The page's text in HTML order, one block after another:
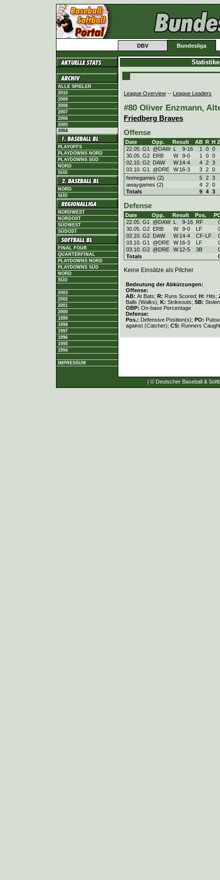
DBV Bundesliga
ALLE SPIELER
2010
2009
2008
2007
2006
2005
2004
PLAYOFFS
PLAYDOWNS NORD
PLAYDOWNS SÜD
NORD
SÜD
NORD
SÜD
NORDWEST
NORDOST
SÜDWEST
SÜDOST
FINAL FOUR
QUARTERFINAL
PLAYDOWNS NORD
PLAYDOWNS SÜD
NORD
SÜD
2003
2002
2001
2000
1999
1998
1997
1996
1995
1994
IMPRESSUM
League Overview -- League Leaders
#80 Oliver Enzmann,
Friedberg Braves
Offense
Date Opp. Result AB R H
22.05. G1
@DAW L 9-16 1 0 0
30.05. G2 ERB W 9-0 1 0 0
02.10. G2 DAW W 14-4 4 2 3
03.10. G1
@DRE W 16-3 3 2 0
homegames (2)
5 2 3
awaygames (2)
4 2 0
Totals
9 4 3
Defense
Date Opp. Result Pos.
22.05. G1
@DAW L 9-16 RF
30.05. G2 ERB W 9-0 LF
02.10. G2 DAW W 14-4 CF-LF
03.10. G1
@DRE W 16-3 LF
03.10. G2 @DRE W 12-5 3B
Totals
Keine Einsätze als Pitcher
Bedeutung der Abkürzungen:
Offense:
AB: At Bats; R: Runs Scored; H: Hits;
Balls (Walks); K: Strikeouts; SB:
OBP: On-base Percentage
Defense:
Pos.: Defensive Position(s); PO:
against (Catcher); CS: Runners
| © Deutscher Baseball &